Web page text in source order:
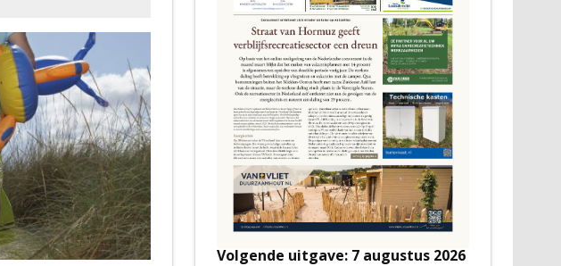
Volgende uitgave: 7 augustus 2026